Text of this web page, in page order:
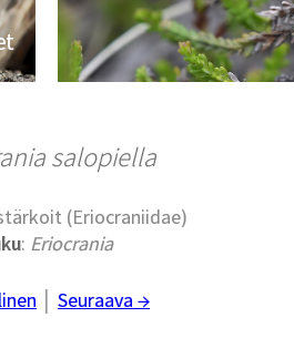
salopiella
(Eriocraniidae)
: Eriocrania
Seuraava →